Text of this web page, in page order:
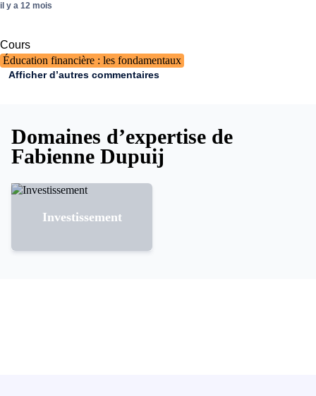
il y a 12 mois
Cours
Éducation financière : les fondamentaux
Afficher d’autres commentaires
Domaines d’expertise de
Fabienne Dupuij
Investissement